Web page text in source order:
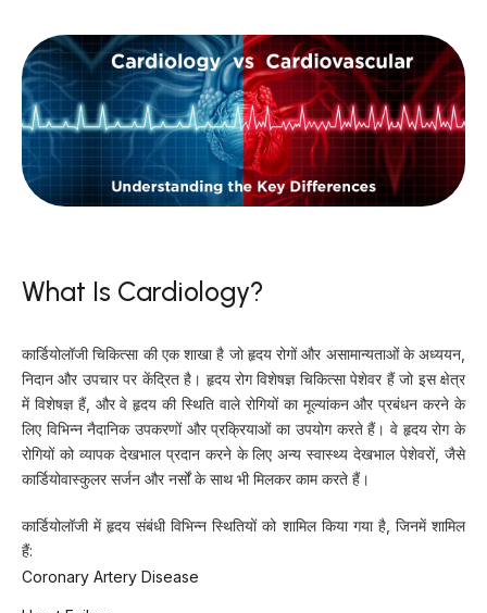
What Is Cardiology?
कार्डियोलॉजी चिकित्सा की एक शाखा है जो हृदय रोगों और असामान्यताओं के अध्ययन,
निदान और उपचार पर केंद्रित है। हृदय रोग विशेषज्ञ चिकित्सा पेशेवर हैं जो इस क्षेत्र
में विशेषज्ञ हैं, और वे हृदय की स्थिति वाले रोगियों का मूल्यांकन और प्रबंधन करने के
लिए विभिन्न नैदानिक उपकरणों और प्रक्रियाओं का उपयोग करते हैं। वे हृदय रोग के
रोगियों को व्यापक देखभाल प्रदान करने के लिए अन्य स्वास्थ्य देखभाल पेशेवरों, जैसे
कार्डियोवास्कुलर सर्जन और नर्सों के साथ भी मिलकर काम करते हैं।
कार्डियोलॉजी में हृदय संबंधी विभिन्न स्थितियों को शामिल किया गया है, जिनमें शामिल
हैं:
Coronary Artery Disease